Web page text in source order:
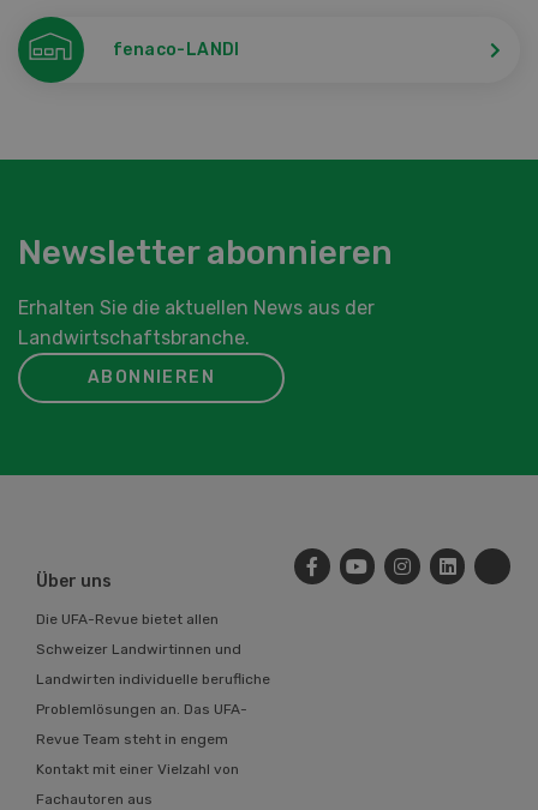
fenaco-LANDI
Newsletter abonnieren
Erhalten Sie die aktuellen News aus der
Landwirtschaftsbranche.
ABONNIEREN
Über uns
Die UFA-Revue bietet allen
Schweizer Landwirtinnen und
Landwirten individuelle berufliche
Problemlösungen an. Das UFA-
Revue Team steht in engem
Kontakt mit einer Vielzahl von
Fachautoren aus